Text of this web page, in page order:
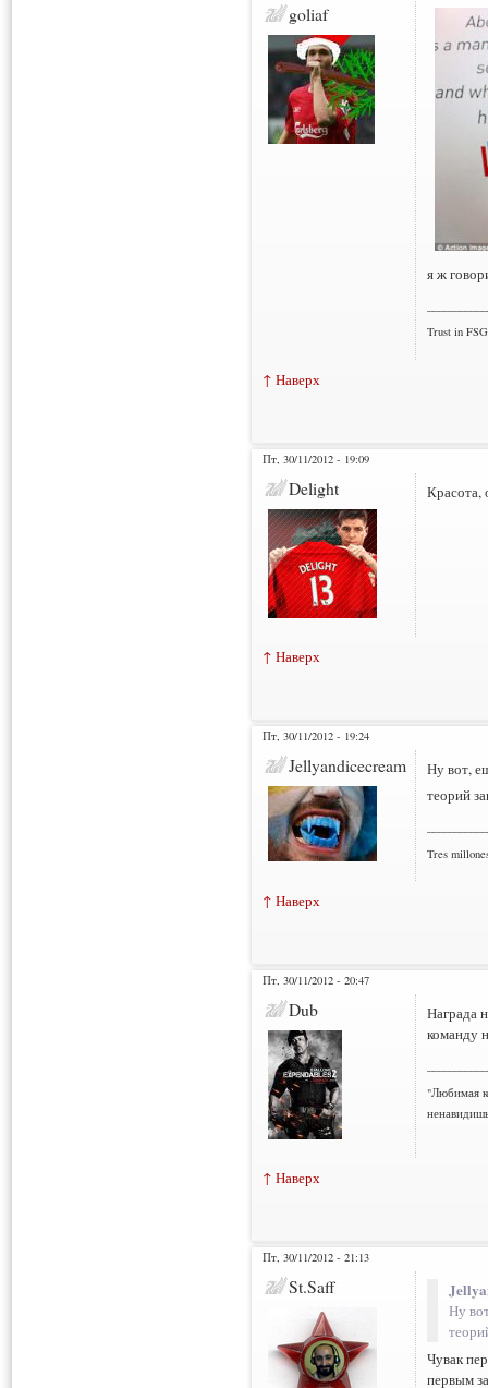
goliaf
я ж
Trust in FSG
↑ Наверх
Пт, 30/11/2012 - 19:09
Delight Красота,
↑ Наверх
Пт, 30/11/2012 - 19:24
Jellyandicecream
Ну вот,
теорий
Tres
↑ Наверх
Пт, 30/11/2012 - 20:47
Dub
Награда
команду
"Любимая
↑ Наверх
Пт, 30/11/2012 - 21:13
St.Saff
Ну
Чувак
первым